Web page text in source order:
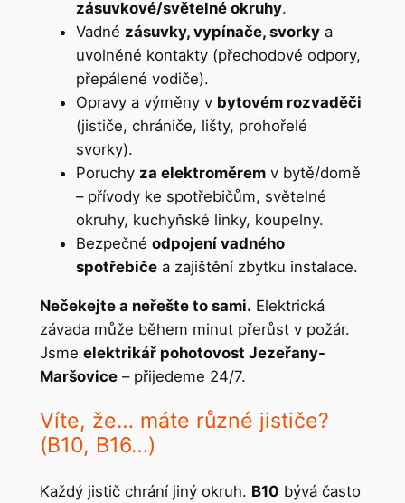
zásuvkové/světelné okruhy.
Vadné zásuvky, vypínače, svorkya
uvolněné kontakty (přechodové odpory,
přepálené vodiče).
Opravy a výměny v bytovém rozvaděči
(jističe, chrániče, lišty, prohořelé
svorky).
Poruchy za elektroměremv bytě/domě
– přívody ke spotřebičům, světelné
okruhy, kuchyňské linky, koupelny.
Bezpečné odpojení vadného
spotřebičea zajištění zbytku instalace.
Nečekejte a neřešte to sami. Elektrická
závada může během minut přerůst v požár.
Jsme elektrikář pohotovost Jezeřany-
Maršovice– přijedeme 24/7.
Víte, že… máte různé jističe?
(B10, B16…)
Každý jistič chrání jiný okruh. B10 bývá často